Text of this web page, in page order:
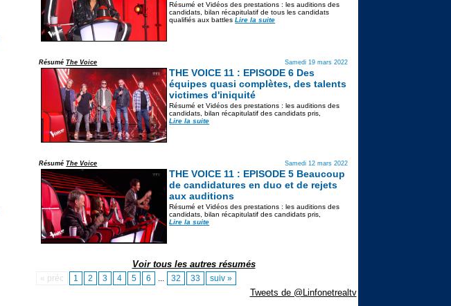
Résumé et Vidéos des prestations : les auditions des
candidats, bilan récapitulatif de tous les candidats
qualifiés aux battlesLire la suite
RésuméThe Voice Samedi 19 mars 2022
THE VOICE 11 : EPISODE 6 Des
équipes quasi complètes, des talents
victimes d'iniquité
Résumé et Vidéos des prestations : les auditions des
candidats, bilan récapitulatif des candidats pris,
Lire la suite
RésuméThe Voice Samedi 12 mars 2022
THE VOICE 11 : EPISODE 5 Beaucoup
de candidatures en duo et de rejets
aux auditions
Résumé et Vidéos des prestations : les auditions des
candidats, bilan récapitulatif des candidats pris,
Lire la suite
Voir tous les autres résumés
« préc 1 2 3 4 5 6 ... 32 33 suiv »
Tweets de @Linfonetrealtv